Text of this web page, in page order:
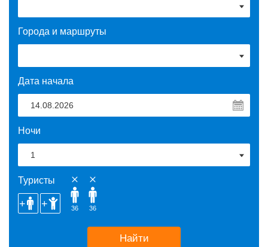
Города и маршруты
Дата начала
Ночи
Туристы
36 36
Найти